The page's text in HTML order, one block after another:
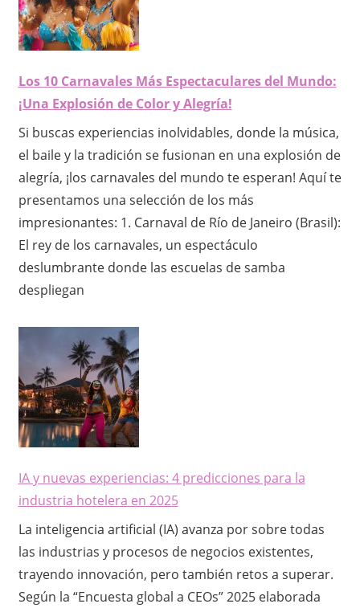
Los 10 Carnavales Más Espectaculares del Mundo:
¡Una Explosión de Color y Alegría!
Si buscas experiencias inolvidables, donde la música,
el baile y la tradición se fusionan en una explosión de
alegría, ¡los carnavales del mundo te esperan! Aquí te
presentamos una selección de los más
impresionantes: 1. Carnaval de Río de Janeiro (Brasil):
El rey de los carnavales, un espectáculo
deslumbrante donde las escuelas de samba
despliegan
IA y nuevas experiencias: 4 predicciones para la
industria hotelera en 2025
La inteligencia artificial (IA) avanza por sobre todas
las industrias y procesos de negocios existentes,
trayendo innovación, pero también retos a superar.
Según la “Encuesta global a CEOs” 2025 elaborada